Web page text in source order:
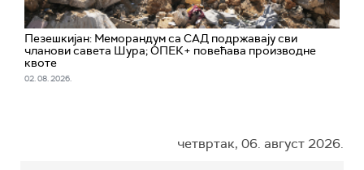
Пезешкијан: Меморандум са САД подржавају сви
чланови савета Шура; ОПЕК+ повећава производне
квоте
02. 08. 2026.
четвртак, 06. август 2026.